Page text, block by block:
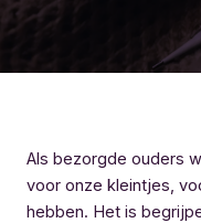
Als bezorgde ouders
voor onze kleintjes,
hebben. Het is